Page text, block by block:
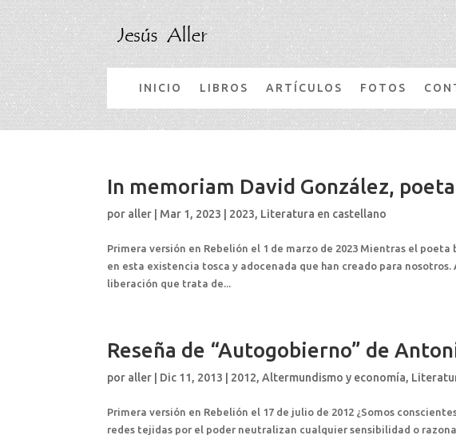
INICIO LIBROS ARTÍCULOS FOTOS
In memoriam David González, poeta
por aller Mar 1, 2023 2023, Literatura en castellano
Primera versión en Rebelión el 1 de marzo de 2023 Mientras el
en esta existencia tosca y adocenada que han creado para
liberación que trata de...
Reseña de “Autogobierno” de
por aller Dic 11, 2013 2012,Altermundismo y economía,
Primera versión en Rebelión el 17 de julio de 2012 ¿Somos
redes tejidas por el poder neutralizan cualquier sensibilidad o